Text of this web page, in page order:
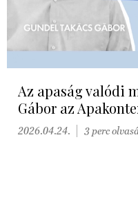
Az apaság valódi
Gábor az
2026.04.24. 3 perc